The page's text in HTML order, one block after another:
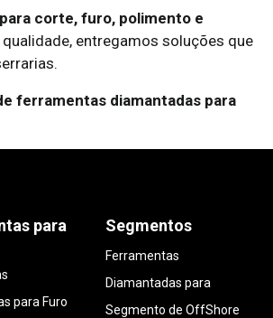
corte, furo, polimento e
entregamos soluções que
ferramentas diamantadas para
para
para Furo
Segmentos
Ferramentas
Diamantadas para
Segmento de OffShore